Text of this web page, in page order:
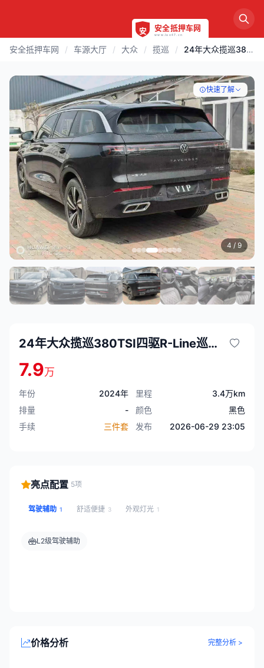
安全抵押车网 / 车源大厅 / 大众 / 揽巡 / 24年大众揽巡380TSI四驱R-Line巡游版
快速了解
4 / 9
24年大众揽巡380TSI四驱R-Line巡游版
7.9万
年份 2024年 里程
3.4万km
排量
- 颜色
黑色
手续
三件套 发布 2026-06-29 23:05
亮点配置 5项
驾驶辅助 1 舒适便捷 3 外观灯光 1
L2级驾驶辅助
价格分析 完整分析 >